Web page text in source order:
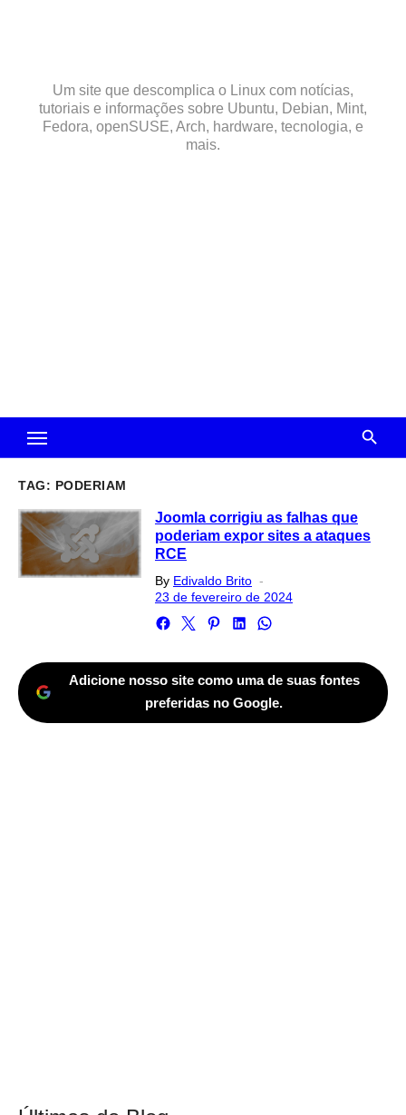
Um site que descomplica o Linux com notícias,
tutoriais e informações sobre Ubuntu, Debian, Mint,
Fedora, openSUSE, Arch, hardware, tecnologia, e
mais.
TAG: PODERIAM
Joomla corrigiu as falhas que
poderiam expor sites a ataques
RCE
By Edivaldo Brito
on
23 de fevereiro de 2024
Adicione nosso site como uma de suas fontes
preferidas no Google.